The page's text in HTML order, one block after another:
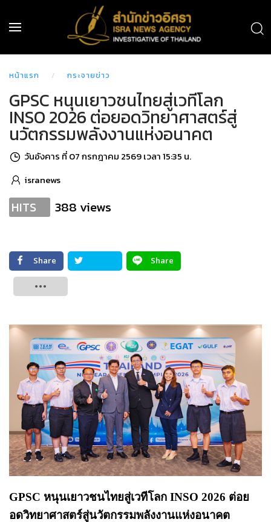
หน้าแรก กระจายข่าว
GPSC หนุนเยาวชนไทยสู่เวทีโลก
INSO 2026 ต่อยอดวิทยาศาสตร์สู่
นวัตกรรมพลังงานแห่งอนาคต
วันอังคาร ที่ 07 กรกฎาคม 2569 เวลา 15:35 น.
isranews
HITS 388 views
Share
Share
GPSC หนุนเยาวชนไทยสู่เวทีโลก INSO 2026 ต่อย
อดวิทยาศาสตร์สู่นวัตกรรมพลังงานแห่งอนาคต